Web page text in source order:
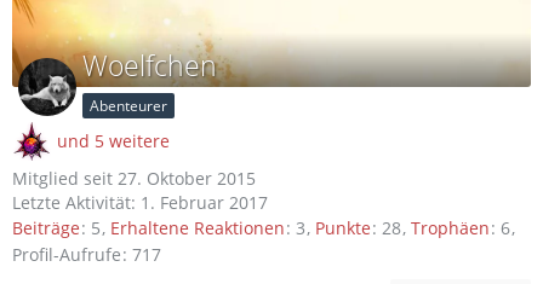
Woelfchen
Abenteurer
und 5 weitere
Mitglied seit 27. Oktober 2015
Letzte Aktivität: 1. Februar 2017
Beiträge 5 Erhaltene Reaktionen 3 Punkte 28 Trophäen 6
Profil-Aufrufe 717